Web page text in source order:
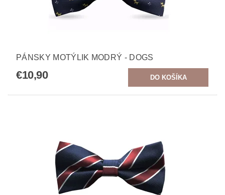
PÁNSKY MOTÝLIK MODRÝ - DOGS
€10,90